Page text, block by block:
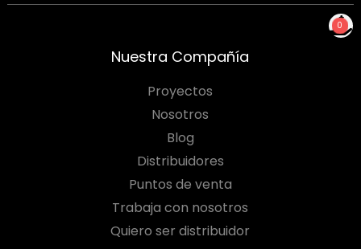
0
PARA COTIZAR
Nuestra Compañía
Proyectos
Nosotros
Blog
Distribuidores
Puntos de venta
Trabaja con nosotros
Quiero ser distribuidor